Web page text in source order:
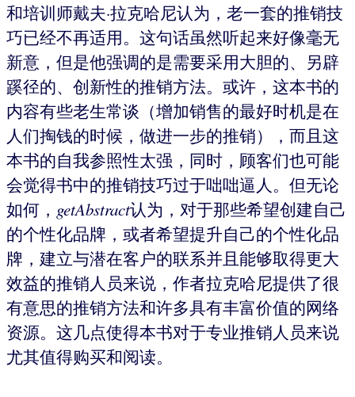
和培训师戴夫·拉克哈尼认为，老一套的推销技
巧已经不再适用。这句话虽然听起来好像毫无
新意，但是他强调的是需要采用大胆的、另辟
蹊径的、创新性的推销方法。或许，这本书的
内容有些老生常谈（增加销售的最好时机是在
人们掏钱的时候，做进一步的推销），而且这
本书的自我参照性太强，同时，顾客们也可能
会觉得书中的推销技巧过于咄咄逼人。但无论
如何， getAbstract认为，对于那些希望创建自己
的个性化品牌，或者希望提升自己的个性化品
牌，建立与潜在客户的联系并且能够取得更大
效益的推销人员来说，作者拉克哈尼提供了很
有意思的推销方法和许多具有丰富价值的网络
资源。这几点使得本书对于专业推销人员来说
尤其值得购买和阅读。